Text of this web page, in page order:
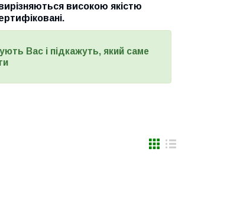
високою якістю
Вас і підкажуть, який саме